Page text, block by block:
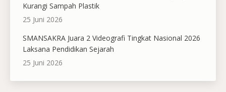
Kurangi Sampah Plastik
25 Juni 2026
SMANSAKRA Juara 2 Videografi Tingkat Nasional 2026
Laksana Pendidikan Sejarah
25 Juni 2026